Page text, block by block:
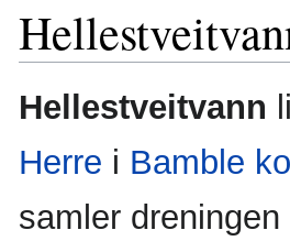
Hopp
til
Hopp
til
Hellestveitvann
Herre i Bamble
samler